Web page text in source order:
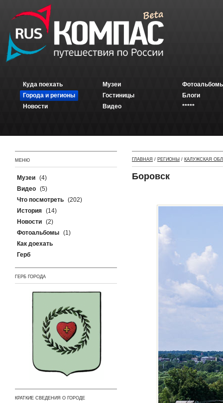
Куда поехать
Города и регионы
Новости
Музеи
Гостиницы
Видео
Блоги
*****
МЕНЮ
Музеи (4)
Видео (5)
Что посмотреть (202)
История (14)
Новости (2)
Фотоальбомы (1)
Как доехать
Герб
ГЕРБ ГОРОДА
КРАТКИЕ СВЕДЕНИЯ О ГОРОДЕ
ГЛАВНАЯ / РЕГИОНЫ / КАЛУЖСКАЯ
Боровск